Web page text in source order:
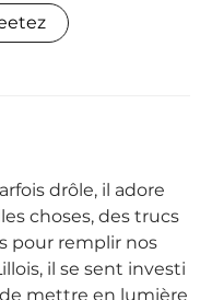
drôle, il adore
choses, des trucs
pour remplir nos
il se sent investi
mettre en lumière